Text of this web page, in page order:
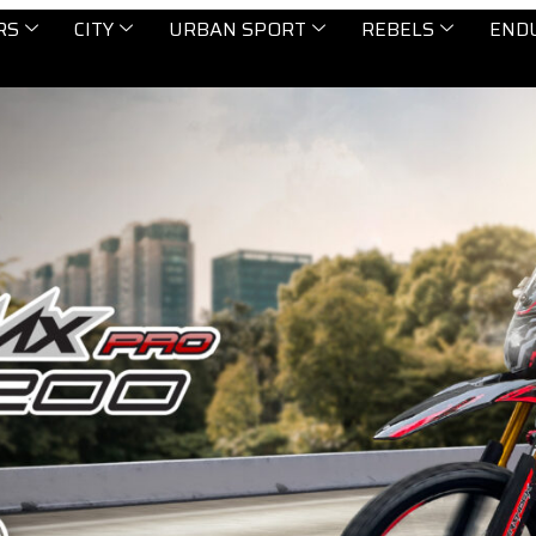
CITY URBAN SPORT REBELS